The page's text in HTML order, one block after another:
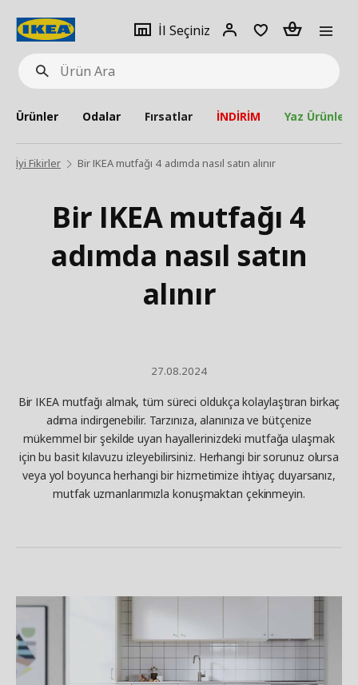
Ürün
Ara
İl Seçiniz
Giriş
Adet
Ürünler Odalar Fırsatlar İNDİRİM Yaz Ürünleri
İyi Fikirler Bir IKEA mutfağı 4 adımda nasıl satın alınır
Bir IKEA mutfağı 4
adımda nasıl satın
alınır
27.08.2024
Bir IKEA mutfağı almak, tüm süreci oldukça kolaylaştıran birkaç
adıma indirgenebilir. Tarzınıza, alanınıza ve bütçenize
mükemmel bir şekilde uyan hayallerinizdeki mutfağa ulaşmak
için bu basit kılavuzu izleyebilirsiniz. Herhangi bir sorunuz olursa
veya yol boyunca herhangi bir hizmetimize ihtiyaç duyarsanız,
mutfak uzmanlarımızla konuşmaktan çekinmeyin.